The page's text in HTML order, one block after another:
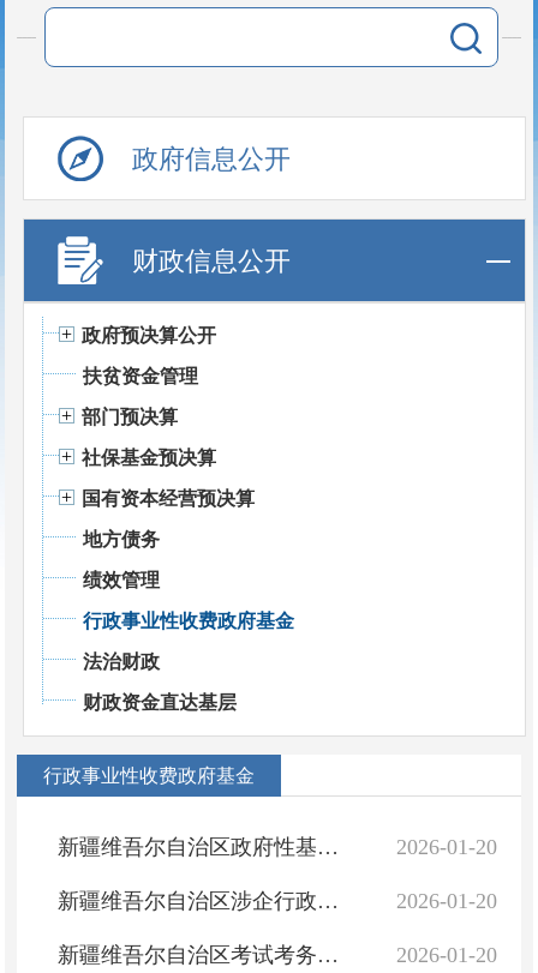
政府信息公开
财政信息公开
政府预决算公开
扶贫资金管理
部门预决算
社保基金预决算
国有资本经营预决算
地方债务
绩效管理
行政事业性收费政府基金
法治财政
财政资金直达基层
行政事业性收费政府基金
2026-01-20
新疆维吾尔自治区政府性基金目录清单（2026年1月更新）
2026-01-20
新疆维吾尔自治区涉企行政事业性收费目录清单（2026年1月更新）
2026-01-20
新疆维吾尔自治区考试考务费目录清单(2026年1月更新）